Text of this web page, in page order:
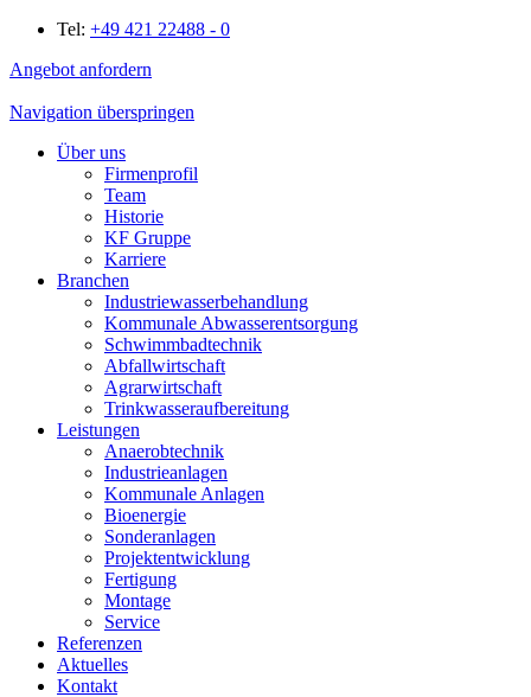
Tel: +49 421 22488 - 0
Angebot anfordern
Navigation überspringen
Über uns
Firmenprofil
Team
Historie
KF Gruppe
Karriere
Branchen
Industriewasserbehandlung
Kommunale Abwasserentsorgung
Schwimmbadtechnik
Abfallwirtschaft
Agrarwirtschaft
Trinkwasseraufbereitung
Leistungen
Anaerobtechnik
Industrieanlagen
Kommunale Anlagen
Bioenergie
Sonderanlagen
Projektentwicklung
Fertigung
Montage
Service
Referenzen
Aktuelles
Kontakt